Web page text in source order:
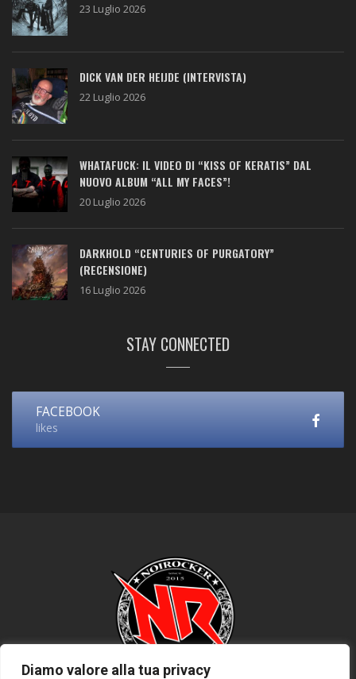
Diamo valore alla tua privacy
23 Luglio 2026
DICK VAN DER HEIJDE (INTERVISTA)
22 Luglio 2026
WHATAFUCK: IL VIDEO DI “KISS OF KERATIS” DAL
NUOVO ALBUM “ALL MY FACES”!
20 Luglio 2026
DARKHOLD “CENTURIES OF PURGATORY”
(RECENSIONE)
16 Luglio 2026
STAY CONNECTED
FACEBOOK
likes